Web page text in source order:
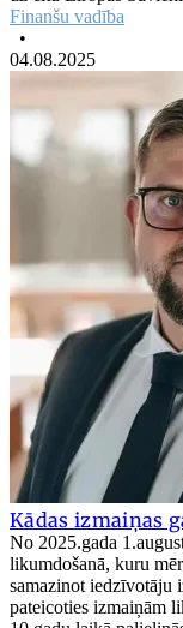
Finanšu vadība
•
04.08.2025
Kādas izmaiņas
No 2025.gada
likumdošanā, kuru
samazinot iedzīvotāju
pateicoties izmaiņām